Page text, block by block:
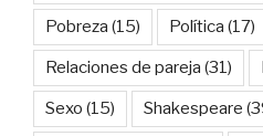
Pobreza (15) Política (17)
Relaciones de pareja (31)
Sexo (15) Shakespeare